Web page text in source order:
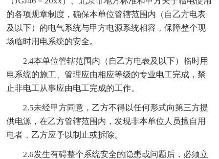
的各项规章制度，确保本单位管辖范围内（自乙方电表
及以下）的电气系统与甲方电源系统相容，保障整个现
场临时用电系统的安全。
2.4本单位管辖范围内（自乙方电表及以下）临时用
电系统的施工、管理应由相应等级的专业电工完成，禁
止非电工从事应由电工完成的工作。
2.5未经甲方同意，乙方不得以任何形式向第三方提
供电源，在乙方管辖范围内，发现非本单位人员擅自用
电者，乙方应予以制止或拆除。
2.6发生有碍整个系统安全的隐患或问题后，必须立